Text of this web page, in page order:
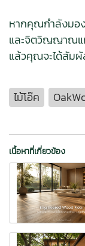
หากคุณกำลังมอ
และจิตวิญญาณแ
แล้วคุณจะได้สัมผั
ไม้โอ๊ค
เนื้อหาที่เกี่ยวข้อง